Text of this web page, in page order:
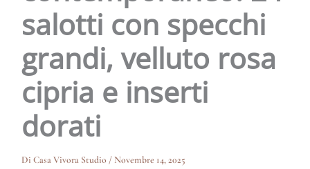
salotti con specchi
grandi, velluto rosa
cipria e inserti
dorati
Di Casa Vivora Studio/Novembre 14, 2025